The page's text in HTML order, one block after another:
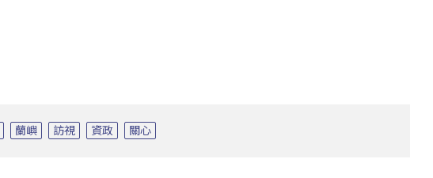
蘭嶼 訪視 資政 關心